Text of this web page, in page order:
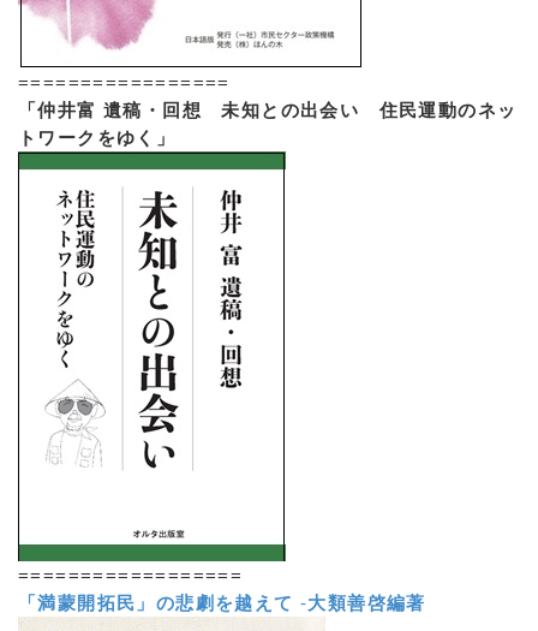
=================
「仲井富 遺稿・回想 未知との出会い 住民運動のネッ
トワークをゆく」
==================
「満蒙開拓民」の悲劇を越えて -大類善啓編著